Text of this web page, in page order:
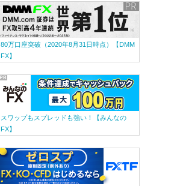
80万口座突破（2020年8月31日時点）【DMM
FX】
スワップもスプレッドも強い！【みんなの
FX】